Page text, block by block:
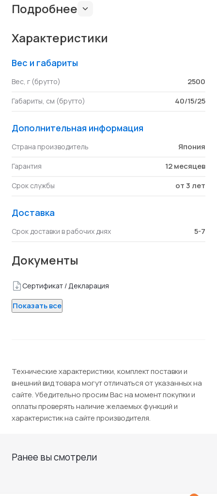
Подробнее
Характеристики
Вес и габариты
Вес, г (брутто) 2500
Габариты, см (брутто) 40/15/25
Дополнительная информация
Страна производитель Япония
Гарантия 12 месяцев
Срок службы от 3 лет
Доставка
Срок доставки в рабочих днях 5-7
Документы
Сертификат / Декларация
Показать все
Технические характеристики, комплект поставки и
внешний вид товара могут отличаться от указанных на
сайте. Убедительно просим Вас на момент покупки и
оплаты проверять наличие желаемых функций и
характеристик на сайте производителя.
Ранее вы смотрели